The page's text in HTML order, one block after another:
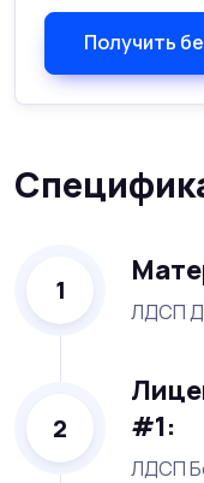
Получить
1
ЛДСП
2
#1:
ЛДСП